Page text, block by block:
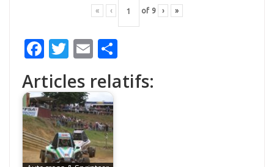
« ‹ of 9 › »
Facebook
Twitter
Email
Articles relatifs: